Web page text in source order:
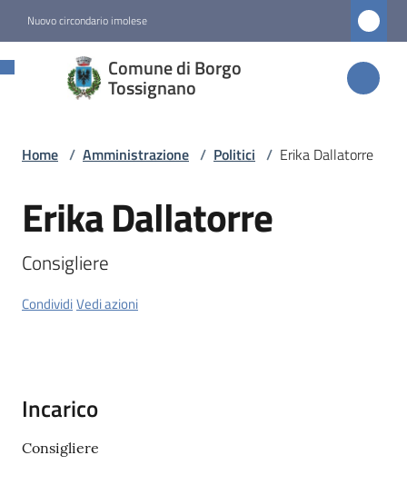
Nuovo circondario imolese
Comune di Borgo
Tossignano
Comune di
Borgo
Menu selezionato
Novità
Servizi
Tossignano
Home / Amministrazione / Politici / Erika Dallatorre
Salta al contenuto
Erika Dallatorre
Consigliere
CondividiVedi azioni
Incarico
Consigliere